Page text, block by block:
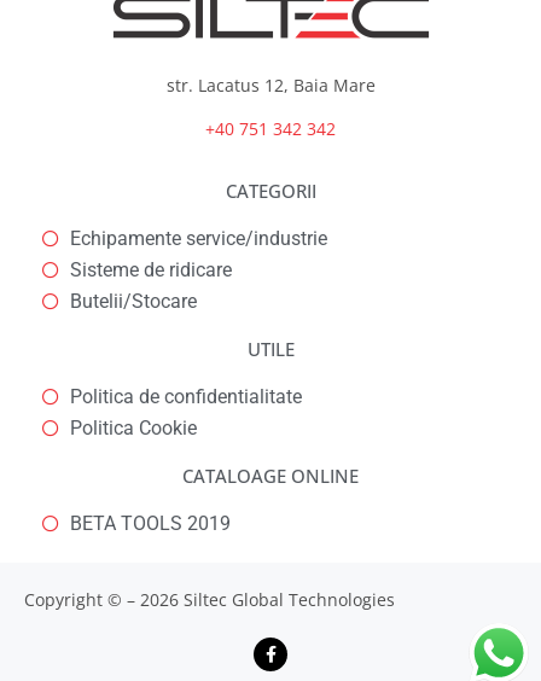
str. Lacatus 12, Baia Mare
+40 751 342 342
CATEGORII
Echipamente service/industrie
Sisteme de ridicare
Butelii/Stocare
UTILE
Politica de confidentialitate
Politica Cookie
CATALOAGE ONLINE
BETA TOOLS 2019
Copyright © – 2026 Siltec Global Technologies